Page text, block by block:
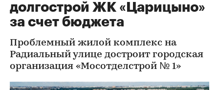
долгострой ЖК «Царицыно»
за счет бюджета
Проблемный жилой комплекс на
Радиальный улице достроит городская
организация «Мосотделстрой № 1»